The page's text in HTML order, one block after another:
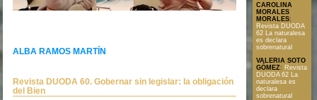
ALBA RAMOS MARTÍN
Revista DUODA 60. Gobernar sin legislar: la obligación
del Bien
CAROLINA
MORALES
MORALES:
Revista DUODA
62 La naturalesa
es declara
sobrenatural
VALERIA SOTO
GÓMEZ: Revista
DUODA 62 La
naturalesa es
declara
sobrenatural